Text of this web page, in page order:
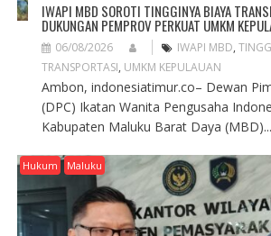
IWAPI MBD SOROTI TINGGINYA BIAYA
DUKUNGAN PEMPROV PERKUAT UMKM
06/08/2026 IWAPI MBD,
TRANSPORTASI, UMKM KEPULAUAN
Ambon, indonesiatimur.co– Dewan
(DPC) Ikatan Wanita Pengusaha
Kabupaten Maluku Barat Daya (MBD)...
Hukum Maluku